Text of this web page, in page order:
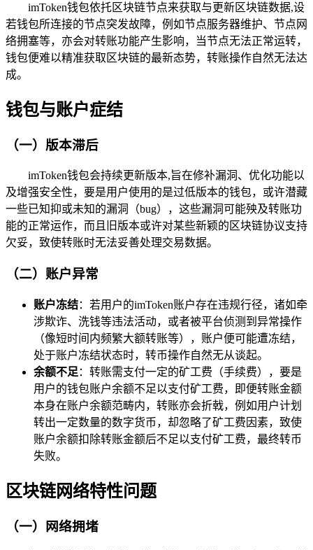
imToken钱包依托区块链节点来获取与更新区块链数据,设
若钱包所连接的节点突发故障，例如节点服务器维护、节点网
络拥塞等，亦会对转账功能产生影响，当节点无法正常运转，
钱包便难以精准获取区块链的最新态势，转账操作自然无法达
成。
钱包与账户症结
（一）版本滞后
imToken钱包会持续更新版本,旨在修补漏洞、优化功能以
及增强安全性，要是用户使用的是过低版本的钱包，或许潜藏
一些已知抑或未知的漏洞（bug），这些漏洞可能殃及转账功
能的正常运作，而且旧版本或许对某些新颖的区块链协议支持
欠妥，致使转账时无法妥善处理交易数据。
（二）账户异常
账户冻结：若用户的imToken账户存在违规行径，诸如牵
涉欺诈、洗钱等违法活动，或者被平台侦测到异常操作
（像短时间内频繁大额转账等），账户便可能遭冻结，
处于账户冻结状态时，转币操作自然无从谈起。
余额不足 ：转账需支付一定的矿工费（手续费），要是
用户的钱包账户余额不足以支付矿工费，即便转账金额
本身在账户余额范畴内，转账亦会折戟，例如用户计划
转出一定数量的数字货币，却忽略了矿工费因素，致使
账户余额扣除转账金额后不足以支付矿工费，最终转币
失败。
区块链网络特性问题
（一）网络拥堵